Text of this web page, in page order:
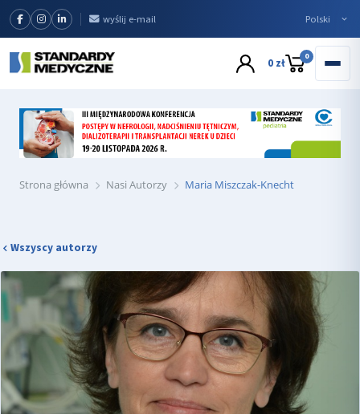
wyślij e-mail
0 zł 0
Strona główna Nasi Autorzy Maria Miszczak-Knecht
Wszyscy autorzy